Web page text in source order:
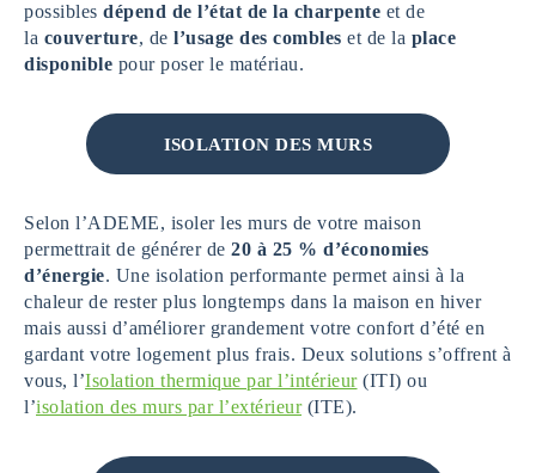
possibles dépend de l’état de la charpente et de
la couverture, de l’usage des combles et de la place
disponible pour poser le matériau.
ISOLATION DES MURS
Selon l’ADEME, isoler les murs de votre maison
permettrait de générer de 20 à 25 % d’économies
d’énergie. Une isolation performante permet ainsi à la
chaleur de rester plus longtemps dans la maison en hiver
mais aussi d’améliorer grandement votre confort d’été en
gardant votre logement plus frais. Deux solutions s’offrent à
vous, l’Isolation thermique par l’intérieur(ITI) ou
l’isolation des murs par l’extérieur(ITE).